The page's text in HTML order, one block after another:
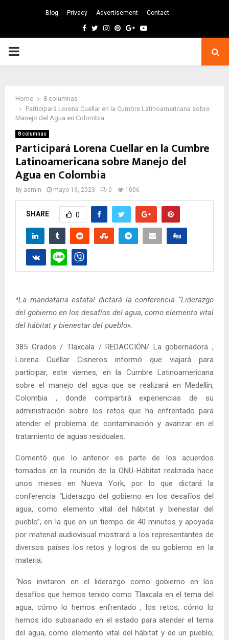
Blog Privacy Advertisement Contact
Facebook
TwitterInstagram
Pinterest
GoogleYoutube
PRIMARY
Home
8 columnas
Participará Lorena Cuellar en la Cumbre Latinoamericana sobre
Manejo del Agua en Colombia
8 columnas
Participará Lorena Cuellar en la Cumbre
Latinoamericana sobre Manejo del
Agua en Colombia
by admin mayo 19, 2023 0 1006
SHARE 0
*La mandataria estatal dictará la conferencia “Liderazgo
del gobierno en los desafíos del agua, como elemento vital
del hábitat y bienestar del pueblo».
385 Grados / Tlaxcala / REDACCIÓN/ La gobernadora ,
Lorena Cuéllar Cisneros informó que viajará para
participar, este viernes, en la Cumbre Latinoamericana
sobre el manejo del agua que se realizará en Medellín,
Colombia , donde compartirá experiencias de su
administración sobre los retos que ha enfrentado para
atender el problema de contaminación y avanzar en el
tratamiento de aguas residuales.
Comentó que lo anterior es parte de los acuerdos
tomados en la reunión de la ONU-Hábitat realizada hace
unos meses en Nueva York, por lo que dictará la
conferencia “Liderazgo del gobierno en los desafíos del
agua, como elemento vital del hábitat y bienestar del
pueblo”, en la que en un tiempo de 40 minutos y apoyada
por material audiovisual mostrará a los representantes de
diversos países los retos y logros de su gobierno en la
materia.
“Nos invitaron en el liderazgo como gobierno en los
desafíos que hemos tenido como Tlaxcala en el tema del
agua, cómo lo hemos enfrentado , los retos, cómo lo
hemos ido subsanado en el estado para atender el tema
del agua, como elemento vital del hábitat y de un pueblo;